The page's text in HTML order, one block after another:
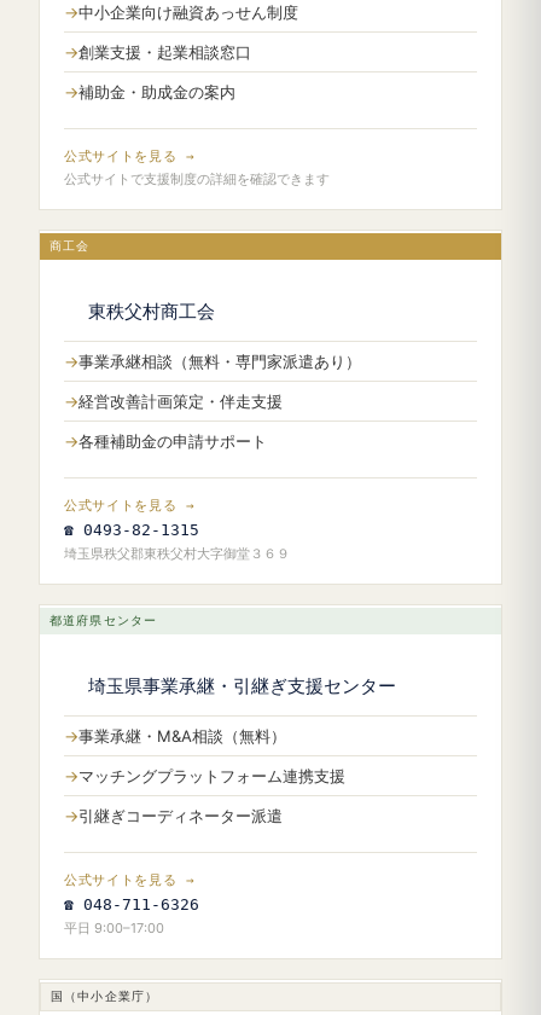
中小企業向け融資あっせん制度
創業支援・起業相談窓口
補助金・助成金の案内
公式サイトを見る →
公式サイトで支援制度の詳細を確認できます
商工会
東秩父村商工会
事業承継相談（無料・専門家派遣あり）
経営改善計画策定・伴走支援
各種補助金の申請サポート
公式サイトを見る →
☎ 0493-82-1315
埼玉県秩父郡東秩父村大字御堂３６９
都道府県センター
埼玉県事業承継・引継ぎ支援センター
事業承継・M&A相談（無料）
マッチングプラットフォーム連携支援
引継ぎコーディネーター派遣
公式サイトを見る →
☎ 048-711-6326
平日 9:00–17:00
国（中小企業庁）